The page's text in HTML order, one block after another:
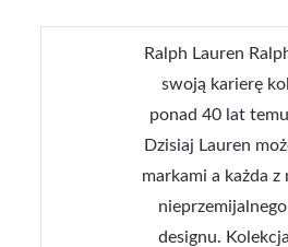
Ralph Lauren
swoją karierę
ponad 40 lat
Dzisiaj Lauren
markami a każda
designu.